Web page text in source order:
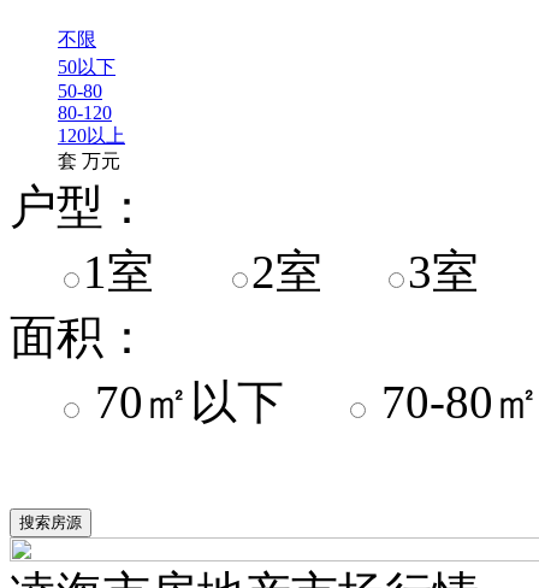
不限
50以下
50-80
80-120
120以上
套 万元
户型：
1室
2室
3室
面积：
70㎡以下
70-